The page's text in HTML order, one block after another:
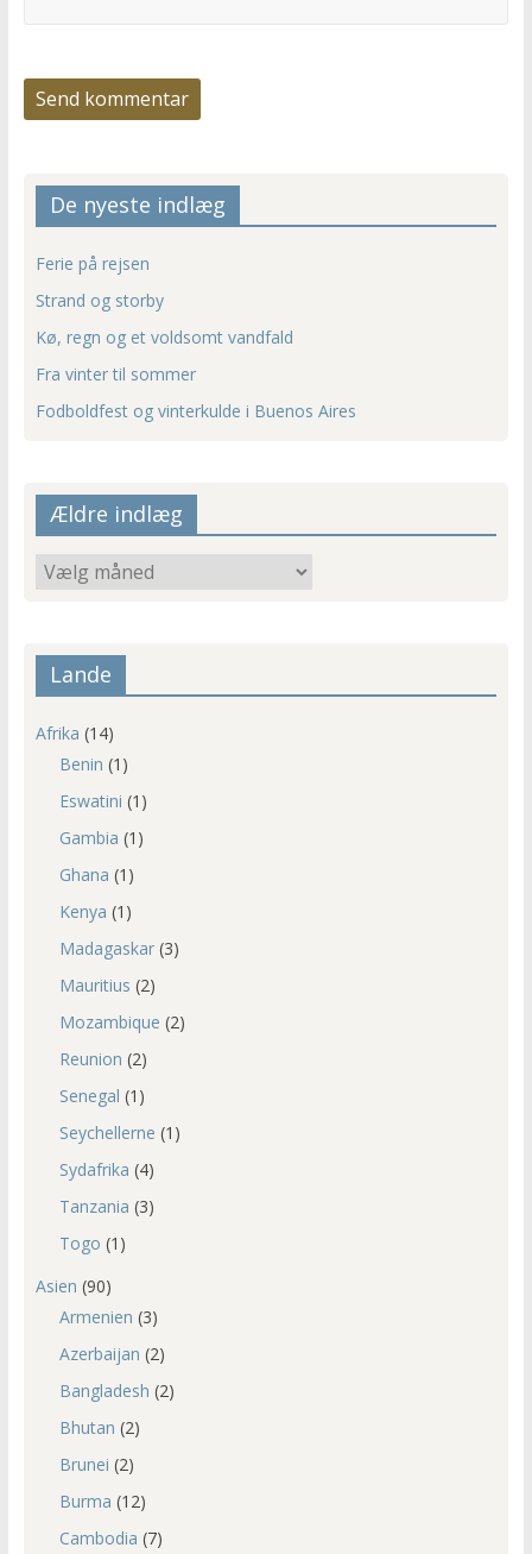
De nyeste indlæg
Ferie på rejsen
Strand og storby
Kø, regn og et voldsomt vandfald
Fra vinter til sommer
Fodboldfest og vinterkulde i Buenos Aires
Ældre indlæg
Ældre
Lande
Afrika (14)
Benin (1)
Eswatini (1)
Gambia (1)
Ghana (1)
Kenya (1)
Madagaskar(3)
Mauritius (2)
Mozambique (2)
Reunion (2)
Senegal (1)
Seychellerne (1)
Sydafrika (4)
Tanzania (3)
Togo (1)
Asien (90)
Armenien (3)
Azerbaijan (2)
Bangladesh (2)
Bhutan (2)
Brunei (2)
Burma (12)
Cambodia (7)